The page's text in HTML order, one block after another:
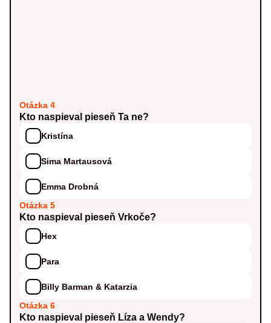
Otázka 4
Kto naspieval pieseň Ta ne?
Kristína
Sima Martausová
Emma Drobná
Otázka 5
Kto naspieval pieseň Vrkoče?
Hex
Para
Billy Barman & Katarzia
Otázka 6
Kto naspieval pieseň Líza a Wendy?